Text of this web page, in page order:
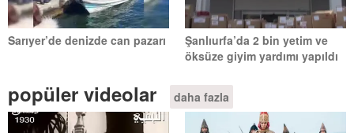
Sarıyer’de denizde can pazarı
Şanlıurfa’da 2 bin yetim ve
öksüze giyim yardımı yapıldı
popüler videolar daha fazla